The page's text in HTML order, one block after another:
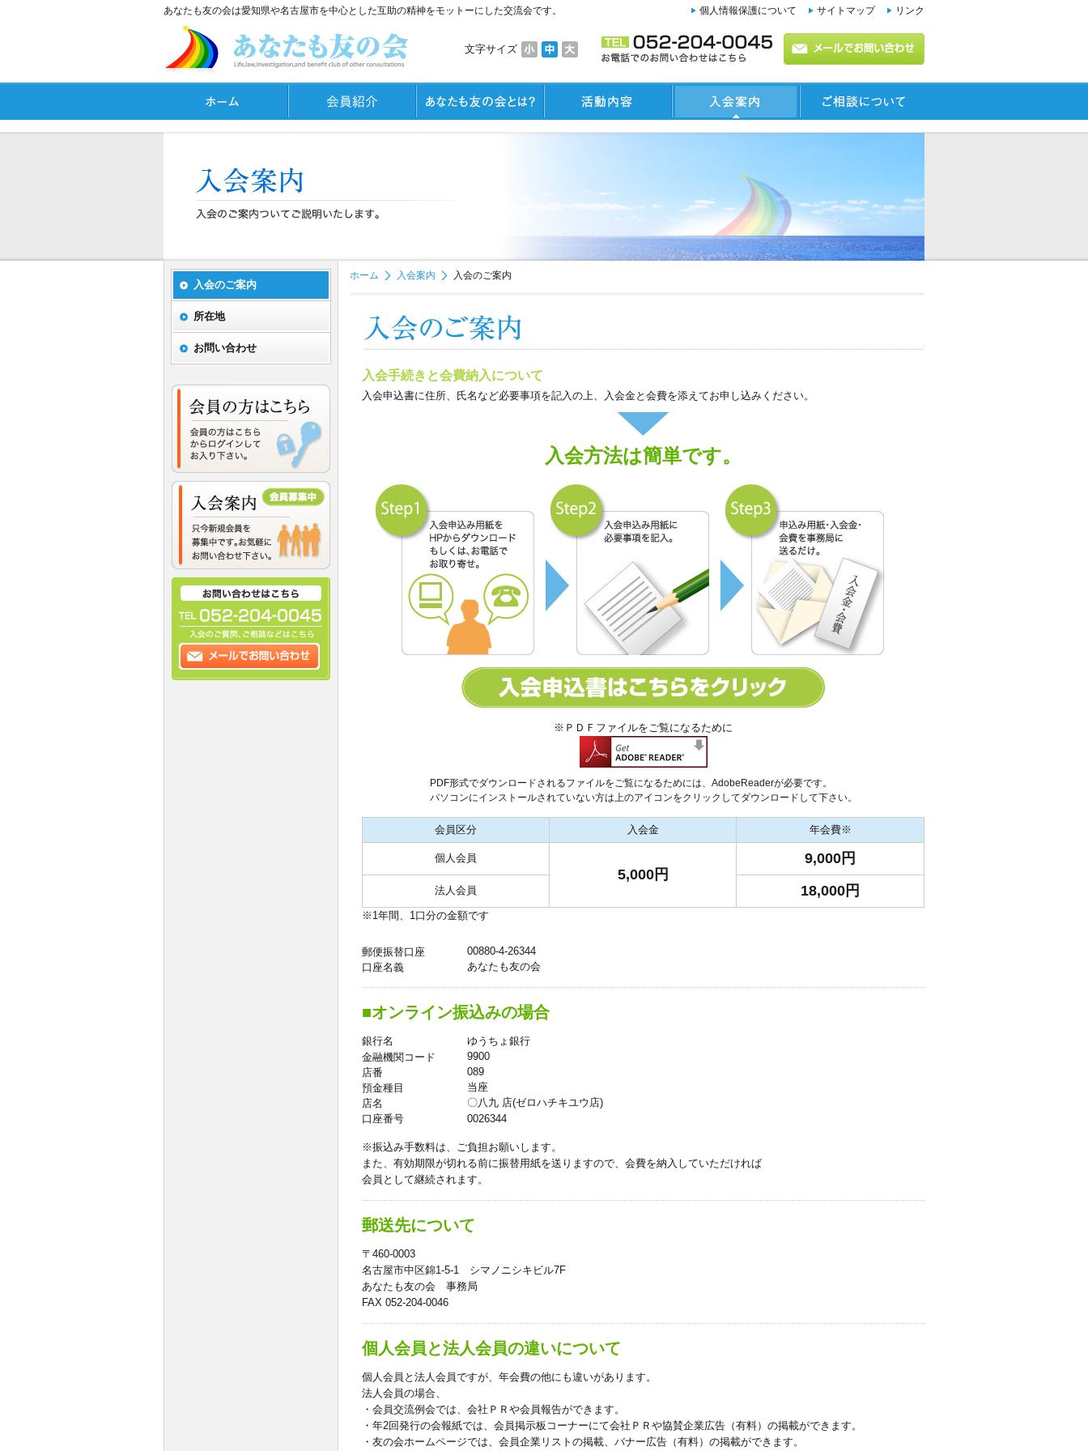
あなたも友の会は愛知県や名古屋市を中心とした互助の精神をモットーにした交流会です。
文字サイズ
個人情報保護について サイトマップ リンク
ホーム 入会案内 入会のご案内
入会手続きと会費納入について
入会申込書に住所、氏名など必要事項を記入の上、入会金と会費を添えてお申し込みください。
入会方法は簡単です。
※ＰＤＦファイルをご覧になるために
PDF形式でダウンロードされるファイルをご覧になるためには、AdobeReaderが必要です。
パソコンにインストールされていない方は上のアイコンをクリックしてダウンロードして下さい。
※1年間、1口分の金額です
会員区分 入会金 年会費※
個人会員
5,000円
9,000円
法人会員 18,000円
郵便振替口座
00880-4-26344
口座名義
あなたも友の会
■オンライン振込みの場合
銀行名
ゆうちょ銀行
金融機関コード
9900
店番
089
預金種目
当座
店名
〇八九 店(ゼロハチキユウ店)
口座番号
0026344
※振込み手数料は、ご負担お願いします。
また、有効期限が切れる前に振替用紙を送りますので、会費を納入していただければ
会員として継続されます。
郵送先について
〒460-0003
名古屋市中区錦1-5-1 シマノニシキビル7F
あなたも友の会 事務局
FAX 052-204-0046
個人会員と法人会員の違いについて
個人会員と法人会員ですが、年会費の他にも違いがあります。
法人会員の場合、
・会員交流例会では、会社ＰＲや会員報告ができます。
・年2回発行の会報紙では、会員掲示板コーナーにて会社ＰＲや協賛企業広告（有料）の掲載ができます。
・友の会ホームページでは、会員企業リストの掲載、バナー広告（有料）の掲載ができます。
入会のご案内
所在地
お問い合わせ